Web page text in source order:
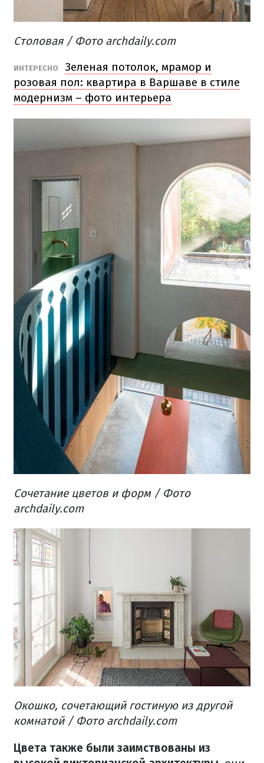
Столовая / Фото archdaily.com
ИНТЕРЕСНО
Зеленая потолок, мрамор и
розовая пол: квартира в Варшаве в стиле
модернизм – фото интерьера
Сочетание цветов и форм / Фото
archdaily.com
Окошко, сочетающий гостиную из другой
комнатой / Фото archdaily.com
Цвета также были заимствованы из